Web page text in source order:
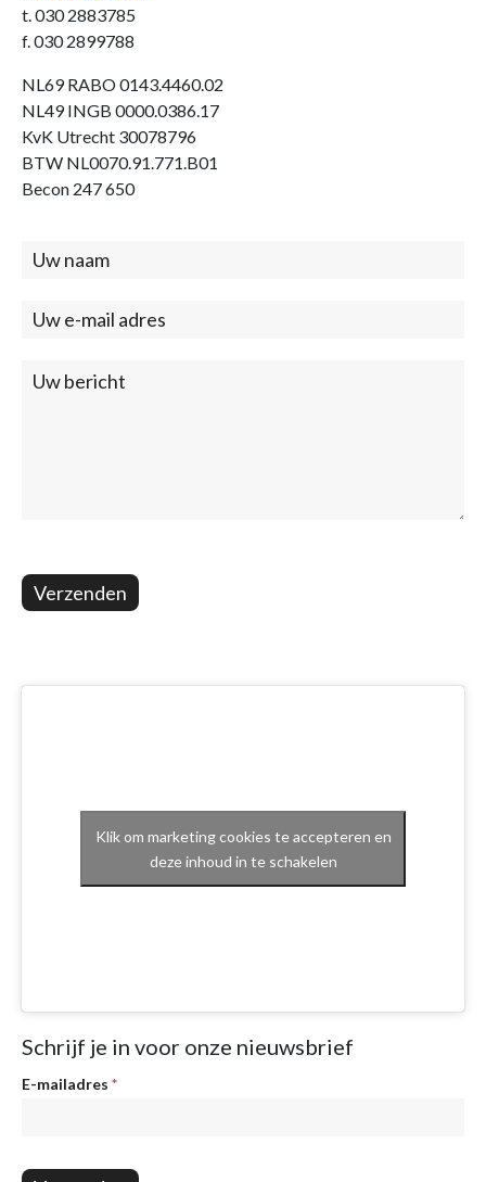
t. 030 2883785
f. 030 2899788
NL69 RABO 0143.4460.02
NL49 INGB 0000.0386.17
KvK Utrecht 30078796
BTW NL0070.91.771.B01
Becon 247 650
Contact
Verzenden
Klik om marketing cookies te accepteren en
deze inhoud in te schakelen
Schrijf je in voor onze nieuwsbrief
Nieuwsbrief
E-mailadres *